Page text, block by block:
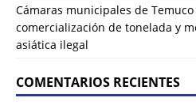
Cámaras municipales de
comercialización de tonelada y
asiática ilegal
COMENTARIOS RECIENTES